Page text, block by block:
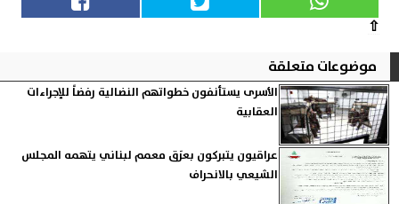
⇧
موضوعات متعلقة
الأسرى يستأنفون خطواتهم النضالية رفضاً للإجراءات
العقابية
عراقيون يتبركون بعرَق معمم لبناني يتهمه المجلس
الشيعي بالانحراف